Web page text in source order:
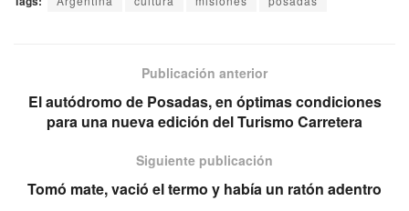
Publicación anterior
El autódromo de Posadas, en óptimas condiciones
para una nueva edición del Turismo Carretera
Siguiente publicación
Tomó mate, vació el termo y había un ratón adentro